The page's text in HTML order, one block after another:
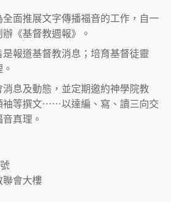
面推展文字傳播福音的工作，自一
《基督教週報》。
是報道基督教消息；培育基督徒靈
息及動態，並定期邀約神學院教
袖等撰文⋯⋯以達編、寫、讀三向交
真理。
會大樓